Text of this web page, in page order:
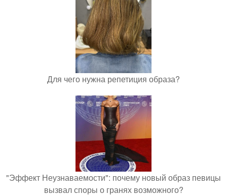
Для чего нужна репетиция образа?
"Эффект Неузнаваемости": почему новый образ певицы
вызвал споры о гранях возможного?